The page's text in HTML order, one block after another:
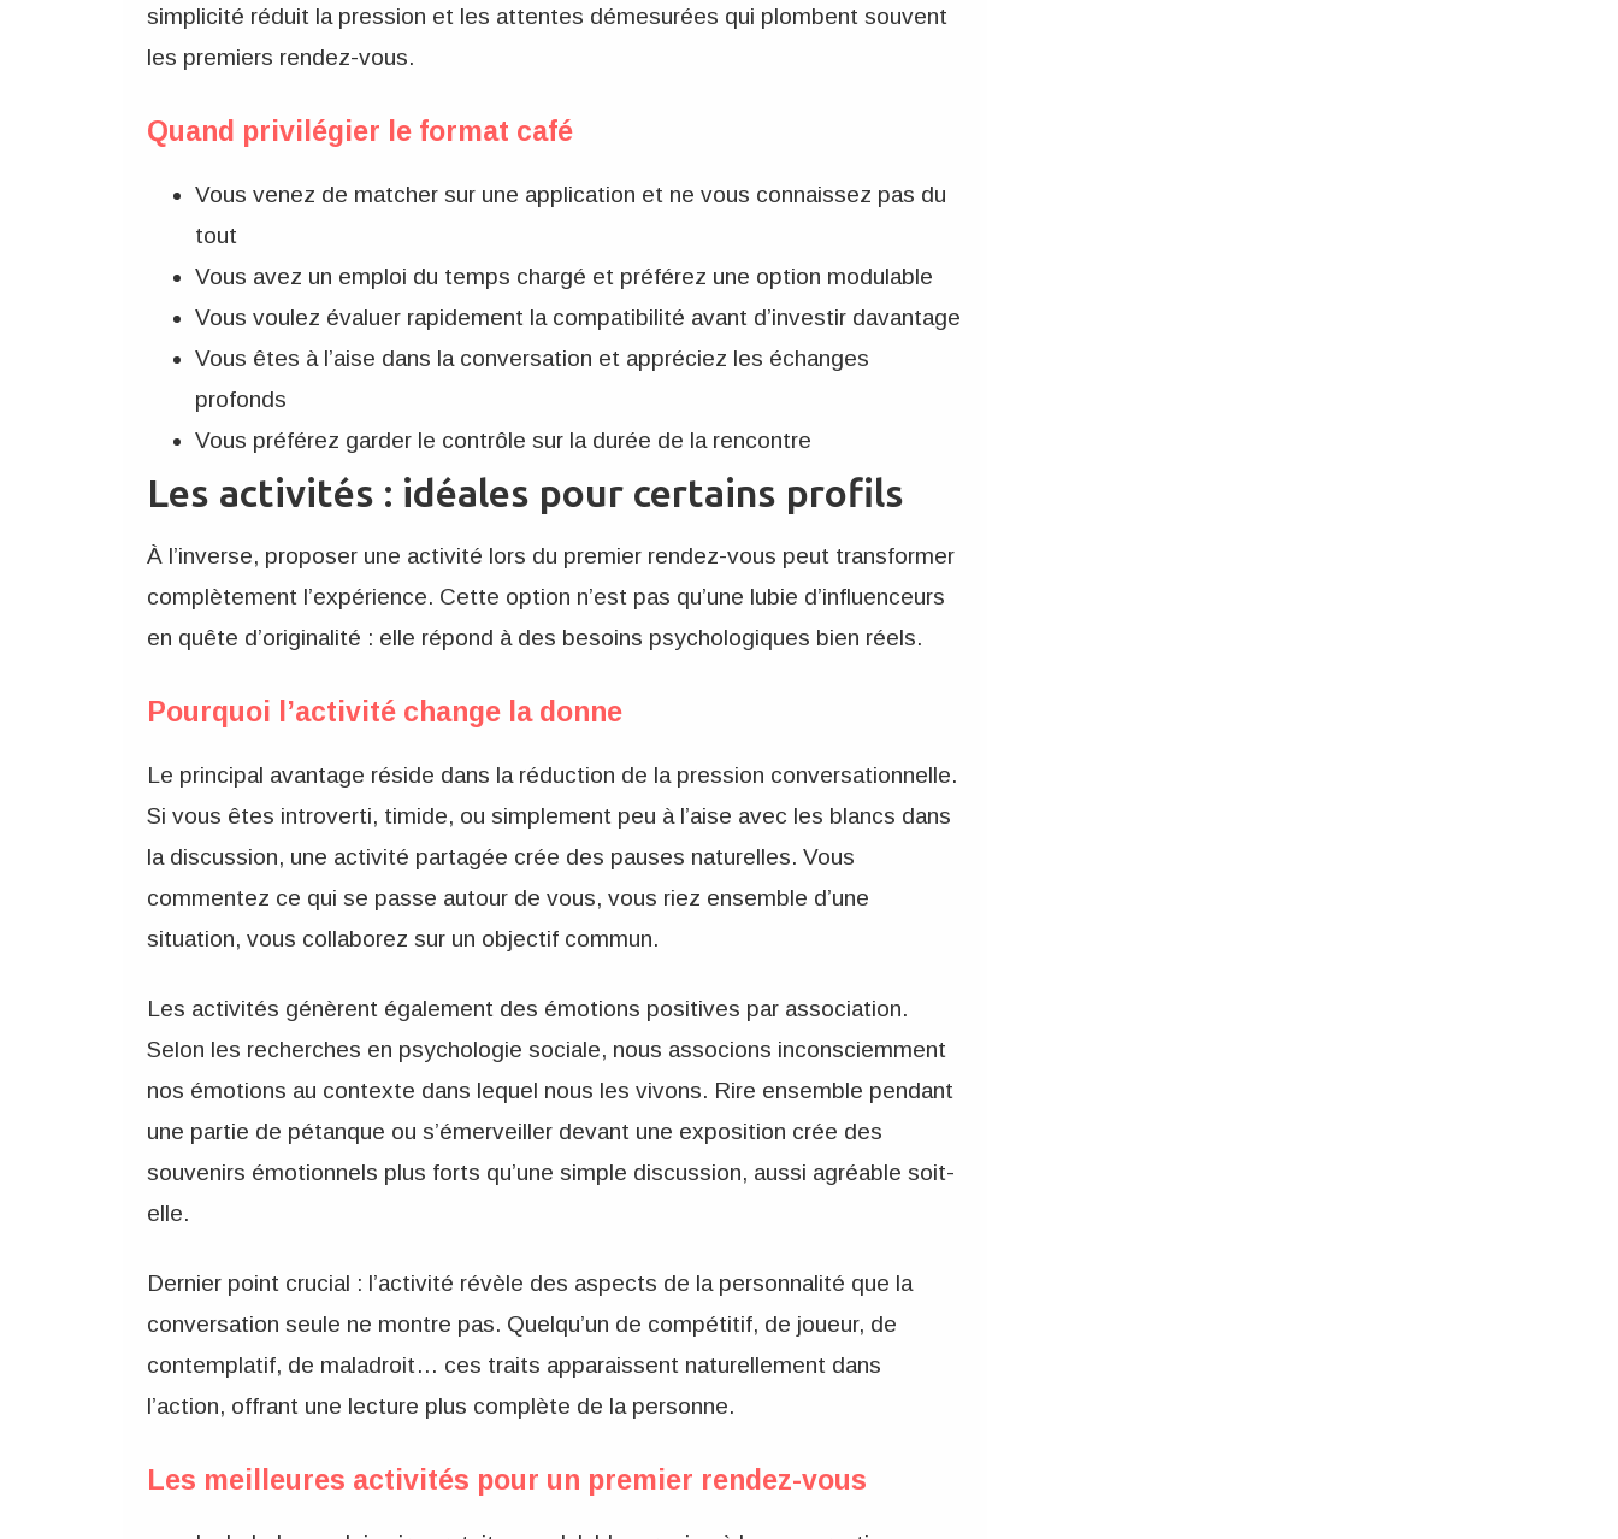
simplicité réduit la pression et les attentes démesurées qui plombent souvent
les premiers rendez-vous.
Quand privilégier le format café
Vous venez de matcher sur une application et ne vous connaissez pas du
tout
Vous avez un emploi du temps chargé et préférez une option modulable
Vous voulez évaluer rapidement la compatibilité avant d’investir davantage
Vous êtes à l’aise dans la conversation et appréciez les échanges
profonds
Vous préférez garder le contrôle sur la durée de la rencontre
Les activités : idéales pour certains profils
À l’inverse, proposer une activité lors du premier rendez-vous peut transformer
complètement l’expérience. Cette option n’est pas qu’une lubie d’influenceurs
en quête d’originalité : elle répond à des besoins psychologiques bien réels.
Pourquoi l’activité change la donne
Le principal avantage réside dans la réduction de la pression conversationnelle.
Si vous êtes introverti, timide, ou simplement peu à l’aise avec les blancs dans
la discussion, une activité partagée crée des pauses naturelles. Vous
commentez ce qui se passe autour de vous, vous riez ensemble d’une
situation, vous collaborez sur un objectif commun.
Les activités génèrent également des émotions positives par association.
Selon les recherches en psychologie sociale, nous associons inconsciemment
nos émotions au contexte dans lequel nous les vivons. Rire ensemble pendant
une partie de pétanque ou s’émerveiller devant une exposition crée des
souvenirs émotionnels plus forts qu’une simple discussion, aussi agréable soit-
elle.
Dernier point crucial : l’activité révèle des aspects de la personnalité que la
conversation seule ne montre pas. Quelqu’un de compétitif, de joueur, de
contemplatif, de maladroit… ces traits apparaissent naturellement dans
l’action, offrant une lecture plus complète de la personne.
Les meilleures activités pour un premier rendez-vous